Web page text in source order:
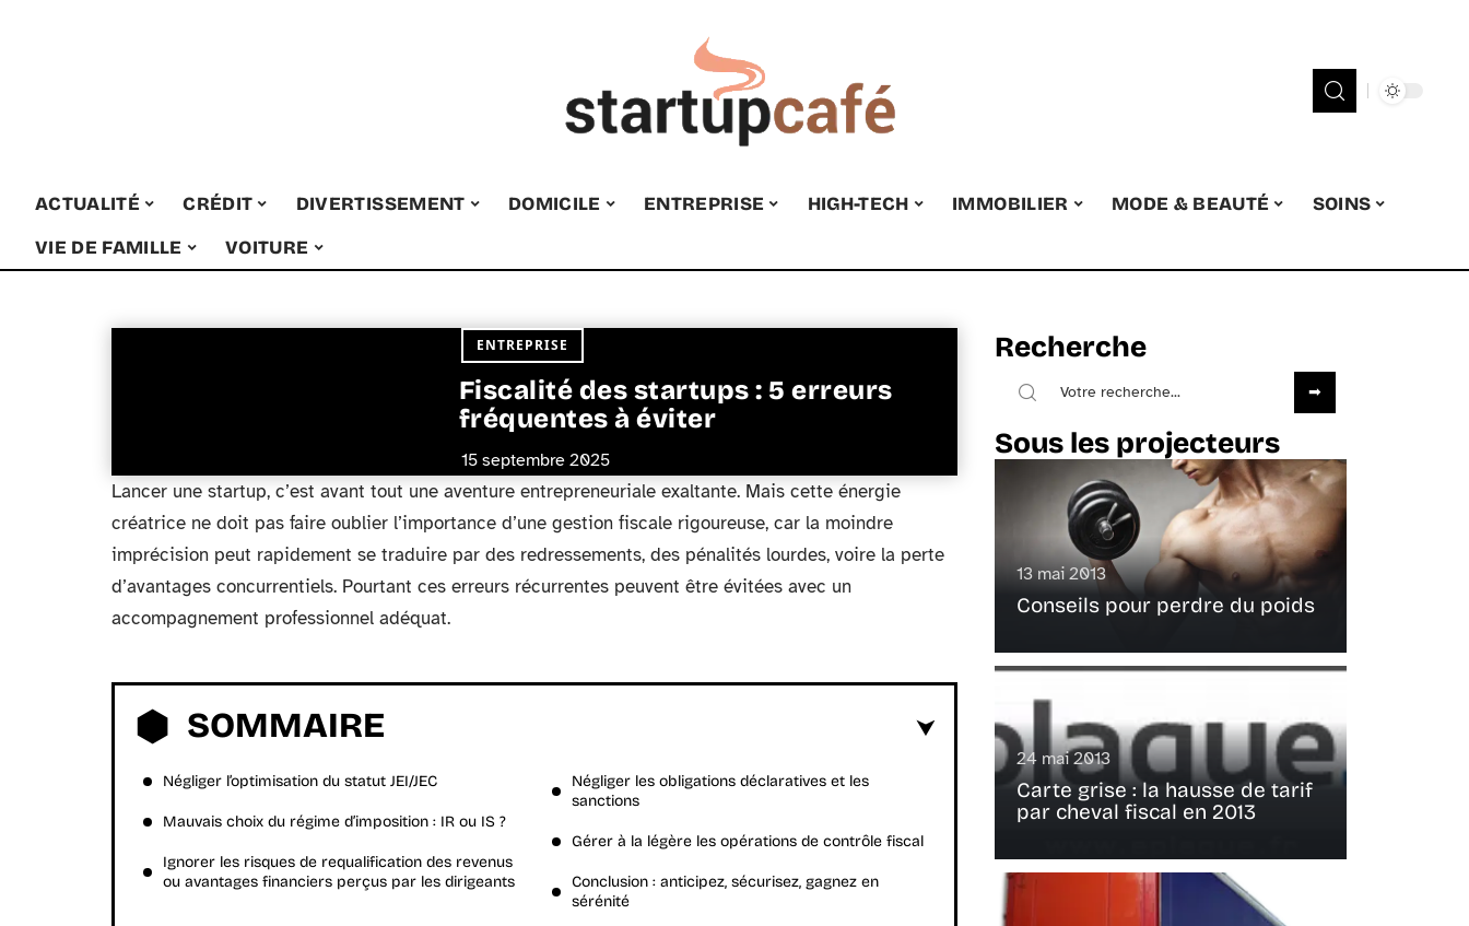
ACTUALITÉ CRÉDIT DIVERTISSEMENT DOMICILE ENTREPRISE HIGH-TECH IMMOBILIER MODE & BEAUTÉ
SOINS
VIE DE FAMILLE
VOITURE
ENTREPRISE
Fiscalité des startups : 5 erreurs
fréquentes à éviter
15 septembre 2025
Lancer une startup, c’est avant tout une aventure entrepreneuriale exaltante. Mais cette énergie
créatrice ne doit pas faire oublier l’importance d’une gestion fiscale rigoureuse, car la moindre
imprécision peut rapidement se traduire par des redressements, des pénalités lourdes, voire la perte
d’avantages concurrentiels. Pourtant ces erreurs récurrentes peuvent être évitées avec un
accompagnement professionnel adéquat.
SOMMAIRE
Négliger l’optimisation du statut JEI/JEC
Mauvais choix du régime d’imposition : IR ou IS ?
Ignorer les risques de requalification des revenus
ou avantages financiers perçus par les dirigeants
Négliger les obligations déclaratives et les
sanctions
Gérer à la légère les opérations de contrôle fiscal
Conclusion : anticipez, sécurisez, gagnez en
sérénité
Recherche
Sous les projecteurs
13 mai 2013
Conseils pour perdre du poids
24 mai 2013
Carte grise : la hausse de tarif
par cheval fiscal en 2013